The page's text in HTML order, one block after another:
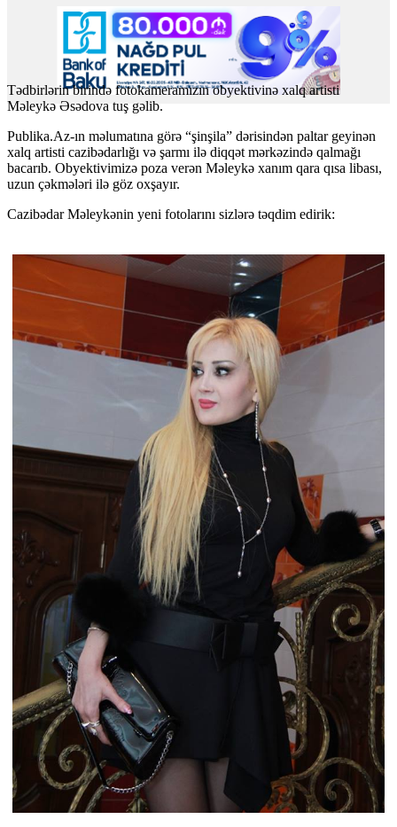
Tədbirlərin birində fotokameramızın obyektivinə xalq artisti
Məleykə Əsədova tuş gəlib.
Publika.Az-ın məlumatına görə “şinşila” dərisindən paltar geyinən
xalq artisti cazibədarlığı və şarmı ilə diqqət mərkəzində qalmağı
bacarıb. Obyektivimizə poza verən Məleykə xanım qara qısa libası,
uzun çəkmələri ilə göz oxşayır.
Cazibədar Məleykənin yeni fotolarını sizlərə təqdim edirik: